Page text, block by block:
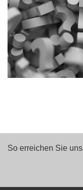
So erreichen Sie uns